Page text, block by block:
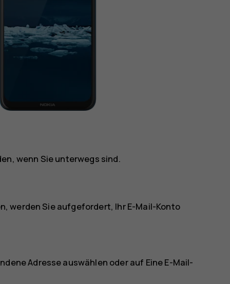
wenn Sie unterwegs sind.
werden Sie aufgefordert, Ihr E-Mail-Konto
Adresse auswählen oder auf Eine E-Mail-